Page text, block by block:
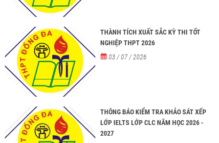
THÀNH TÍCH XUẤT SẮC KỲ THI TỐT
NGHIỆP THPT 2026
03 / 07 / 2026
THÔNG BÁO KIỂM TRA KHẢO SÁT XẾP
LỚP IELTS LỚP CLC NĂM HỌC 2026 -
2027